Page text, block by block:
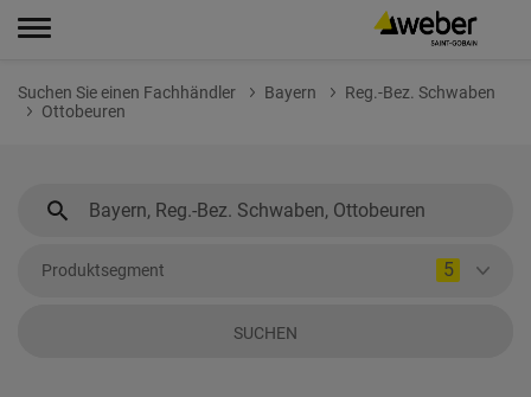
Suchen Sie einen Fachhändler Bayern
Reg.-Bez. Schwaben
Ottobeuren
Produktsegment 5
SUCHEN